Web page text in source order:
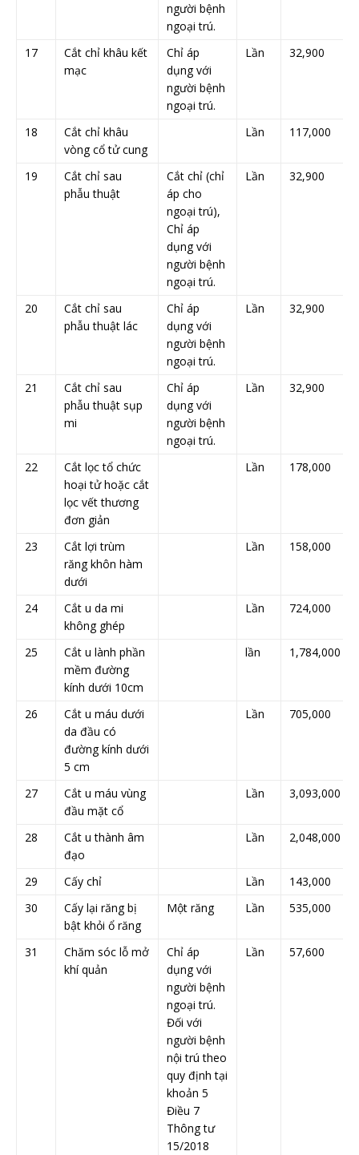
người bệnh
ngoại trú.
17
Cắt chỉ khâu kết
mạc
Chỉ áp
dụng với
người bệnh
ngoại trú.
Lần 32,900
18
Cắt chỉ khâu
vòng cổ tử cung
Lần 117,000
19
Cắt chỉ sau
phẫu thuật
Cắt chỉ (chỉ
áp cho
ngoại trú),
Chỉ áp
dụng với
người bệnh
ngoại trú.
Lần 32,900
20
Cắt chỉ sau
phẫu thuật lác
Chỉ áp
dụng với
người bệnh
ngoại trú.
Lần 32,900
21
Cắt chỉ sau
phẫu thuật sụp
mi
Chỉ áp
dụng với
người bệnh
ngoại trú.
Lần 32,900
22
Cắt lọc tổ chức
hoại tử hoặc cắt
lọc vết thương
đơn giản
Lần 178,000
23
Cắt lợi trùm
răng khôn hàm
dưới
Lần 158,000
24
Cắt u da mi
không ghép
Lần 724,000
25
Cắt u lành phần
mềm đường
kính dưới 10cm
lần 1,784,000
26
Cắt u máu dưới
da đầu có
đường kính dưới
5 cm
Lần 705,000
27
Cắt u máu vùng
đầu mặt cổ
Lần 3,093,000
28
Cắt u thành âm
đạo
Lần 2,048,000
29 Cấy chỉ Lần
143,000
30
Cấy lại răng bị
bật khỏi ổ răng
Một răng Lần 535,000
31
Chăm sóc lỗ mở
khí quản
Chỉ áp
dụng với
người bệnh
ngoại trú.
Đối với
người bệnh
nội trú theo
quy định tại
khoản 5
Điều 7
Thông tư
15/2018
Lần 57,600